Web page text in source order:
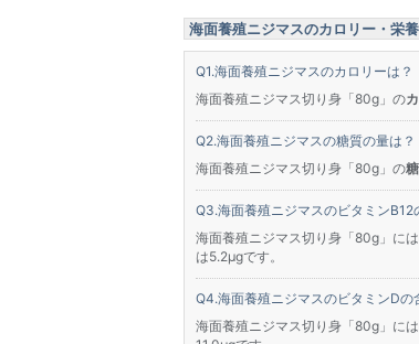
海面養殖ニジマスのカロリー・栄
海面養殖ニジマスのカロリーは？
海面養殖ニジマス切り身「80g」の
海面養殖ニジマスの糖質の量は？
海面養殖ニジマス切り身「80g」の
海面養殖ニジマスのビタミンB12
海面養殖ニジマス切り身「80g」に
は5.2μgです。
海面養殖ニジマスのビタミンDの
海面養殖ニジマス切り身「80g」に